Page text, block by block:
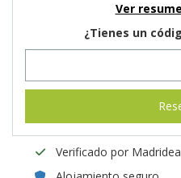
Ver
¿Tienes un
Verificado por